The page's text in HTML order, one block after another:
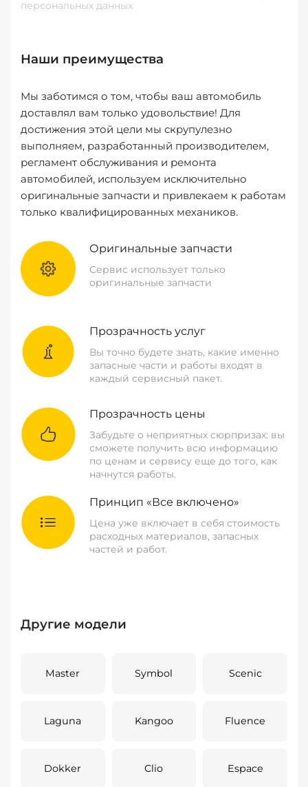
персональных данных
Наши преимущества
Мы заботимся о том, чтобы ваш автомобиль
доставлял вам только удовольствие! Для
достижения этой цели мы скрупулезно
выполняем, разработанный производителем,
регламент обслуживания и ремонта
автомобилей, используем исключительно
оригинальные запчасти и привлекаем к работам
только квалифицированных механиков.
Оригинальные запчасти
Сервис использует только
оригинальные запчасти
Прозрачность услуг
Вы точно будете знать, какие именно
запасные части и работы входят в
каждый сервисный пакет.
Прозрачность цены
Забудьте о неприятных сюрпризах: вы
сможете получить всю информацию
по ценам и сервису еще до того, как
начнутся работы.
Принцип «Все включено»
Цена уже включает в себя стоимость
расходных материалов, запасных
частей и работ.
Другие модели
Master Symbol Scenic
Laguna Kangoo Fluence
Dokker Clio Espace